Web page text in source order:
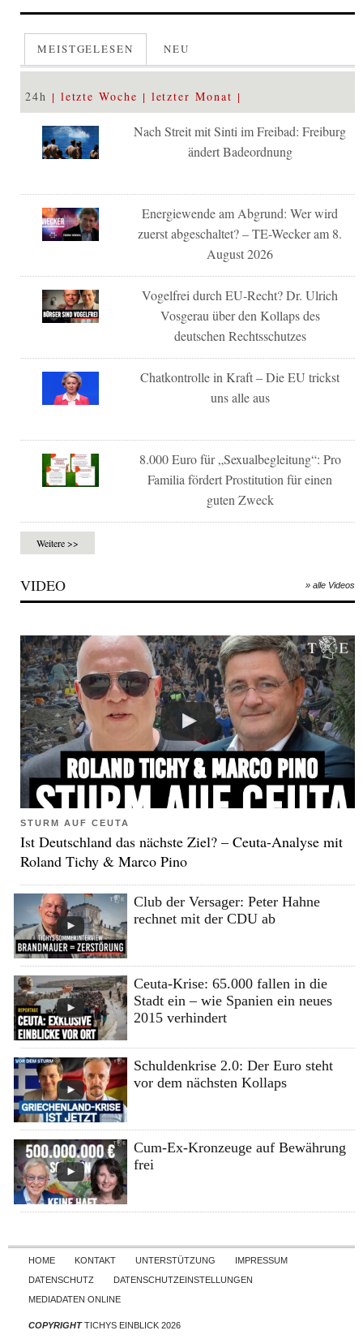
MEISTGELESEN NEU
24h letzte Woche letzter Monat
Nach Streit mit Sinti im Freibad: Freiburg
ändert Badeordnung
Energiewende am Abgrund: Wer wird
zuerst abgeschaltet? – TE-Wecker am 8.
August 2026
Vogelfrei durch EU-Recht? Dr. Ulrich
Vosgerau über den Kollaps des
deutschen Rechtsschutzes
Chatkontrolle in Kraft – Die EU trickst
uns alle aus
8.000 Euro für „Sexualbegleitung“: Pro
Familia fördert Prostitution für einen
guten Zweck
Weitere >>
VIDEO » alle Videos
STURM AUF CEUTA
Ist Deutschland das nächste Ziel? – Ceuta-Analyse mit
Roland Tichy & Marco Pino
Club der Versager: Peter Hahne
rechnet mit der CDU ab
Ceuta-Krise: 65.000 fallen in die
Stadt ein – wie Spanien ein neues
2015 verhindert
Schuldenkrise 2.0: Der Euro steht
vor dem nächsten Kollaps
Cum-Ex-Kronzeuge auf Bewährung
frei
Skip to content
HOME KONTAKT UNTERSTÜTZUNG
IMPRESSUM
DATENSCHUTZ
DATENSCHUTZEINSTELLUNGEN
MEDIADATEN ONLINE
COPYRIGHTTICHYS EINBLICK 2026